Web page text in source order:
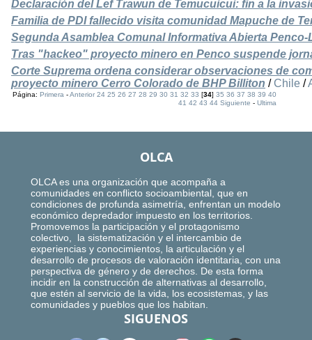
Declaración del Lef Trawun de Temucuicui: fin a la
Familia de PDI fallecido visita comunidad Mapuche de
Segunda Asamblea Comunal Informativa Abierta Penco-
Tras "hackeo" proyecto minero en Penco suspende
Corte Suprema ordena considerar observaciones de
proyecto minero Cerro Colorado de BHP Billiton / Chile /
Página:Primera -Anterior 24 25 26 27 28 29 30 31 32 33 [34]35 36 37 38 39 40
41 42 43 44 Siguiente -Ultima
OLCA
OLCA es una organización que acompaña a
comunidades en conflicto socioambiental, que en
condiciones de profunda asimetría, enfrentan un modelo
económico depredador impuesto en los territorios.
Promovemos la participación y el protagonismo
colectivo, la sistematización y el intercambio de
experiencias y conocimientos, la articulación y el
desarrollo de procesos de valoración identitaria, con una
perspectiva de género y de derechos. De esta forma
incidir en la construcción de alternativas al desarrollo,
que estén al servicio de la vida, los ecosistemas, y las
comunidades y pueblos que los habitan.
SIGUENOS